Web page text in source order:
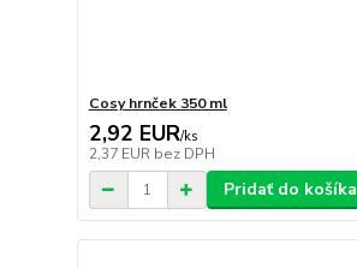
Cosy hrnček 350 ml
2,92 EUR/ks
2,37 EUR bez DPH
Pridať do košíka